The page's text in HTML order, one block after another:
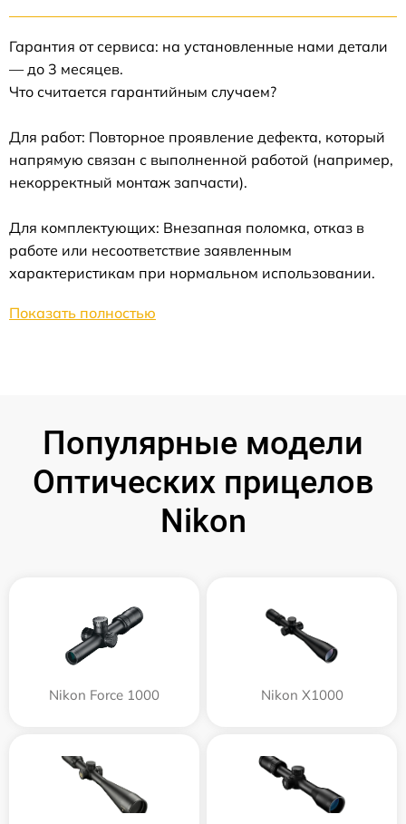
Гарантия от сервиса: на установленные нами детали
— до 3 месяцев.
Что считается гарантийным случаем?
Для работ: Повторное проявление дефекта, который
напрямую связан с выполненной работой (например,
некорректный монтаж запчасти).
Для комплектующих: Внезапная поломка, отказ в
работе или несоответствие заявленным
характеристикам при нормальном использовании.
Показать полностью
Популярные модели
Оптических прицелов
Nikon
Nikon Force 1000 Nikon X1000